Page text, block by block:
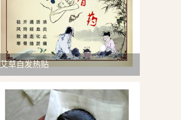
艾草自发热贴
查看详情